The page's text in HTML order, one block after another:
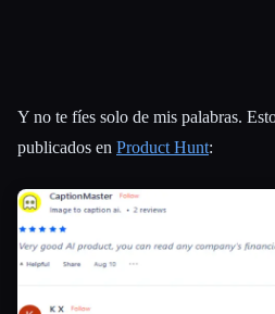
Y no te fíes solo de mis palabras.
publicados en Product Hunt: